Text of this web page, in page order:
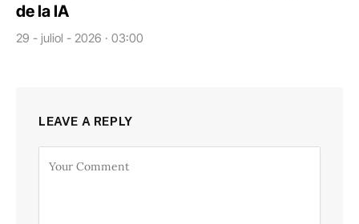
de la IA
29 - juliol - 2026 · 03:00
LEAVE A REPLY